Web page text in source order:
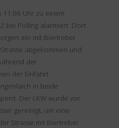
Uhr zu einem
bei Polling alarmiert. Dort
ein mit Biertreber
abgekommen und
der
der Einfahrt
in beide
Der LKW wurde vor
gereinigt, um eine
Strasse mit Biertreber